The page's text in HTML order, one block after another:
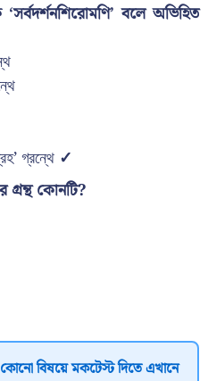
বলে অভিহিত
গ্রন্থে ✓
কোনটি?
বিষয়ে মকটেস্ট দিতে এখানে